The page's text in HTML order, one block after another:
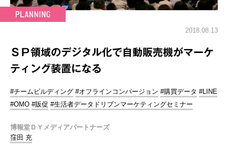
2018.08.13
ＳＰ領域のデジタル化で自動販売機がマーケ
ティング装置になる
#チームビルディング #オフラインコンバージョン #購買データ #LINE
#OMO #販促 #生活者データドリブンマーケティングセミナー
博報堂ＤＹメディアパートナーズ
窪田 充